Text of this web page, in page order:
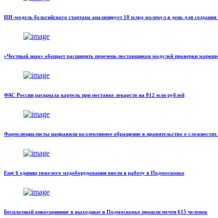
ИИ-модель бельгийского стартапа анализирует 10 млрд молекул в день для создания
«Честный знак» обещает расширить перечень поставщиков модулей проверки
ФАС России раскрыла картель при поставке лекарств на 812 млн рублей
Фармспециалисты направили коллективное обращение в правительство о
Ещё 6 единиц тяжелого медоборудования ввели в работу в Подмосковье
Бесплатный онкоскрининг в выходные в Подмосковье прошли почти 615 человек